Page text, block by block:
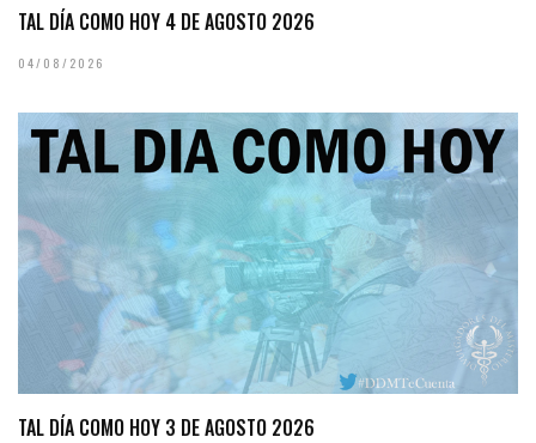
TAL DÍA COMO HOY 4 DE AGOSTO 2026
04/08/2026
TAL DÍA COMO HOY 3 DE AGOSTO 2026